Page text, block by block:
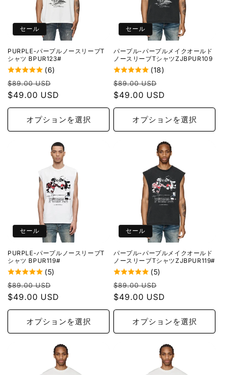
セール
PURPLE-パープルノースリーブT
シャツ BPUR123#
(6)
通
常
価
$89.00 USD
ー
ル
価
格
$49.00 USD
オプションを選択
セール
パープル-パープルメイクオールド
ノースリーブTシャツZJBPUR109
(18)
通
常
価
$89.00 USD
ー
ル
価
格
$49.00 USD
オプションを選択
セール
PURPLE-パープルノースリーブT
シャツ BPUR119#
(5)
通
常
価
$89.00 USD
ー
ル
価
格
$49.00 USD
オプションを選択
セール
パープル-パープルメイクオールド
ノースリーブTシャツZJBPUR119#
(5)
通
常
価
$89.00 USD
ー
ル
価
格
$49.00 USD
オプションを選択